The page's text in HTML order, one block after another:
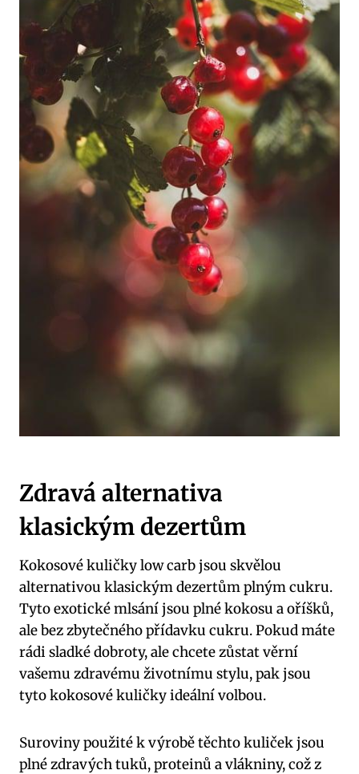
Zdravá alternativa
klasickým dezertům
Kokosové kuličky low carb jsou skvělou
alternativou klasickým dezertům plným cukru.
Tyto exotické mlsání jsou plné kokosu a oříšků,
ale bez zbytečného přídavku cukru. Pokud máte
rádi sladké dobroty, ale chcete zůstat věrní
vašemu zdravému životnímu stylu, pak jsou
tyto kokosové kuličky ideální volbou.
Suroviny použité k výrobě těchto kuliček jsou
plné zdravých tuků, proteinů a vlákniny, což z